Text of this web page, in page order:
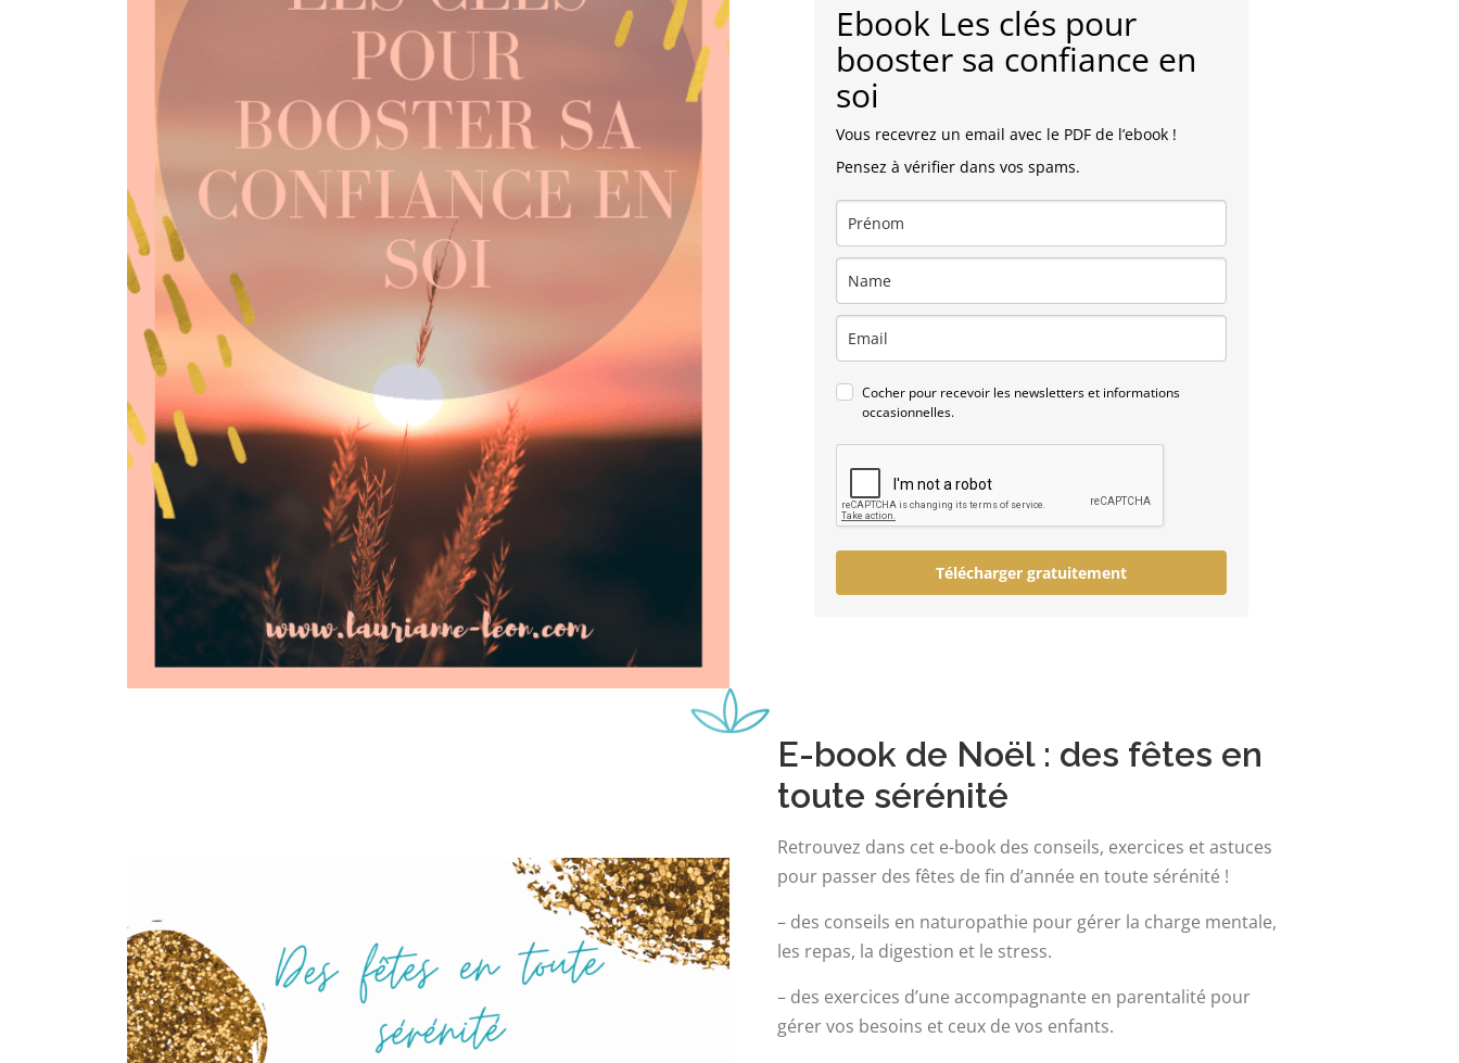
Ebook Les clés pour
booster sa confiance en
soi
Vous recevrez un email avec le PDF de l’ebook !
Pensez à vérifier dans vos spams.
Cocher pour recevoir les newsletters et informations
occasionnelles.
Télécharger gratuitement
E-book de Noël : des fêtes en
toute sérénité
Retrouvez dans cet e-book des conseils, exercices et astuces
pour passer des fêtes de fin d’année en toute sérénité !
– des conseils en naturopathie pour gérer la charge mentale,
les repas, la digestion et le stress.
– des exercices d’une accompagnante en parentalité pour
gérer vos besoins et ceux de vos enfants.